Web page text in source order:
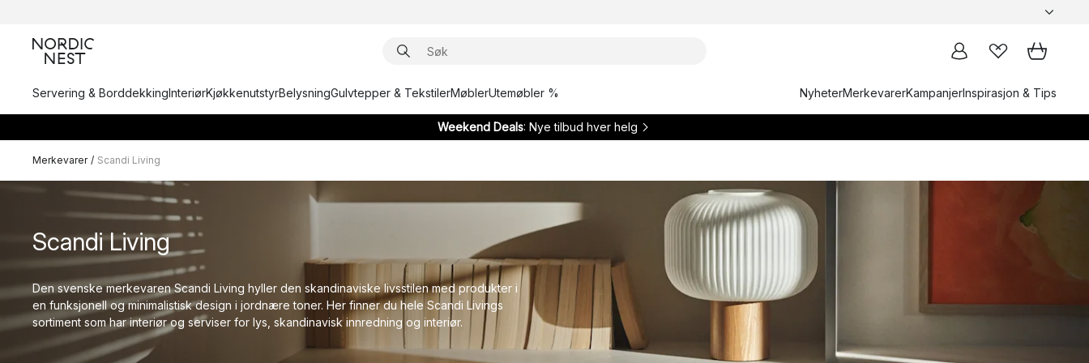
Servering & BorddekkingInteriørKjøkkenutstyrBelysningGulvtepper & TekstilerMøblerUtemøbler % NyheterMerkevarerKampanjerInspirasjon & Tips
Weekend Deals: Nye tilbud hver helg
Merkevarer / Scandi Living
Scandi Living
Den svenske merkevaren Scandi Living hyller den skandinaviske livsstilen med produkter i
en funksjonell og minimalistisk design i jordnære toner. Her finner du hele Scandi Livings
sortiment som har interiør og serviser for lys, skandinavisk innredning og interiør.